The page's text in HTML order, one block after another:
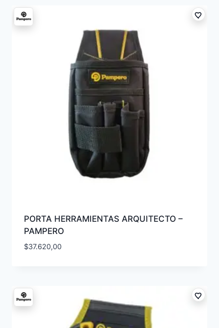
PORTA HERRAMIENTAS ARQUITECTO –
PAMPERO
$37.620,00